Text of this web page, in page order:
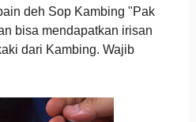
deh Sop Kambing "Pak
bisa mendapatkan irisan
dari Kambing. Wajib